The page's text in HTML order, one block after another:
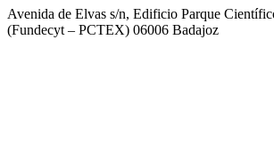
Avenida de Elvas s/n, Edificio Parque
(Fundecyt – PCTEX) 06006 Badajoz